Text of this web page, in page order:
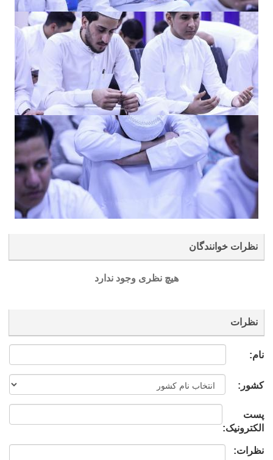
نظرات خوانندگان
هیچ نظری وجود ندارد
نظرات
نام:
کشور:
پست
الکترونیک:
نظرات: